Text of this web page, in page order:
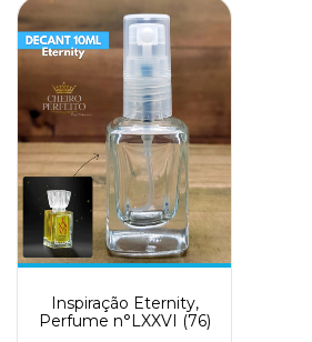
Inspiração Eternity,
Perfume n°LXXVI (76)